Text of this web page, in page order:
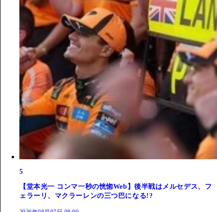
5
【堂本光一 コンマ一秒の恍惚Web】後半戦はメルセデス、フ
ェラーリ、マクラーレンの三つ巴になる!?